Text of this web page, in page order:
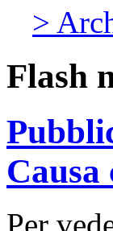
>
Flash